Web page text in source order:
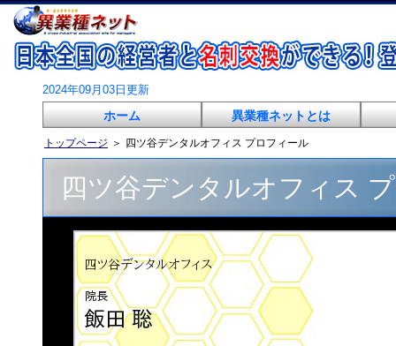
2024年09月03日更新
ホーム 異業種ネットとは
トップページ ＞ 四ツ谷デンタルオフィス プロフィール
四ツ谷デンタルオフィス